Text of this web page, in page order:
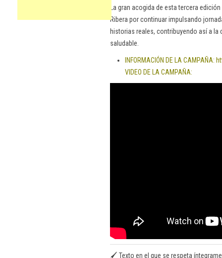
La gran acogida de esta tercera
Ribera por continuar impulsando
historias reales, contribuyendo así a
saludable.
INFORMACIÓN DE LA CAMPAÑA:
VIDEO DE LA CAMPAÑA:
🖌️ Texto en el que se respeta